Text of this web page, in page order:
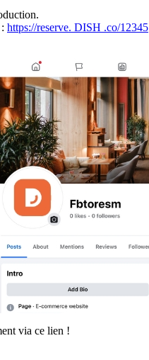
https://reserve. DISH .co/12345
via ce lien !